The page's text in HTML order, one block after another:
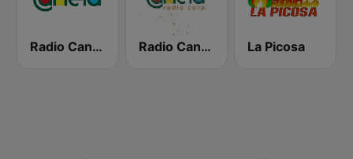
Radio Canela Azuay Radio Canela Quito La Picosa